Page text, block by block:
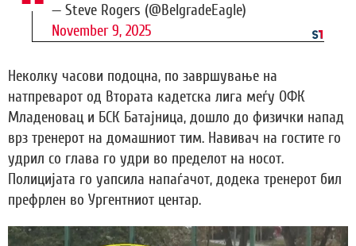
— Steve Rogers (@BelgradeEagle)
November 9, 2025
Неколку часови подоцна, по завршување на
натпреварот од Втората кадетска лига меѓу ОФК
Младеновац и БСК Батајница, дошло до физички напад
врз тренерот на домашниот тим. Навивач на гостите го
удрил со глава го удри во пределот на носот.
Полицијата го уапсила напаѓачот, додека тренерот бил
префрлен во Ургентниот центар.